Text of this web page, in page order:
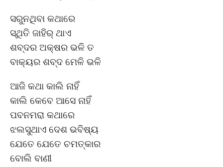
ସରୁନଥିବା କଥାରେ
ସ୍ଥିତି ଜାହିର୍ ଥାଏ
ଶବ୍ଦର ଅକ୍ଷର ଭଳି ତ
ବାକ୍ୟର ଶବ୍ଦ ମେଳି ଭଳି
ଆଜି କଥା କାଲି ନାହିଁ
କାଲି କେବେ ଆସେ ନାହିଁ
ପବନମରା କଥାରେ
ଝଲସୁଥାଏ ଦେଶ ଭବିଷ୍ୟ
ଯେତେ ଯେତେ ଚମତ୍କାର
ବୋଲି ବାଣୀ